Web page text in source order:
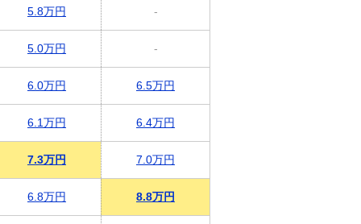
5.8万円 -
5.0万円 -
6.0万円 6.5万円
6.1万円 6.4万円
7.3万円 7.0万円
6.8万円 8.8万円